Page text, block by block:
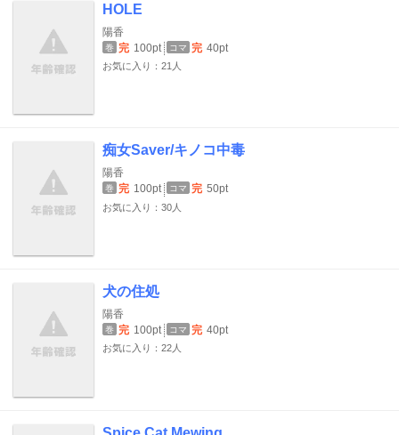
HOLE
陽香
巻 完 100pt コマ 完 40pt
お気に入り：21人
痴女Saver/キノコ中毒
陽香
巻 完 100pt コマ 完 50pt
お気に入り：30人
犬の住処
陽香
巻 完 100pt コマ 完 40pt
お気に入り：22人